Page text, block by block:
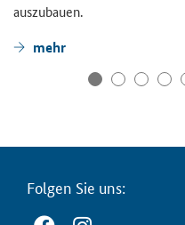
aus­zu­bau­en.
mehr
Fol­gen Sie uns: